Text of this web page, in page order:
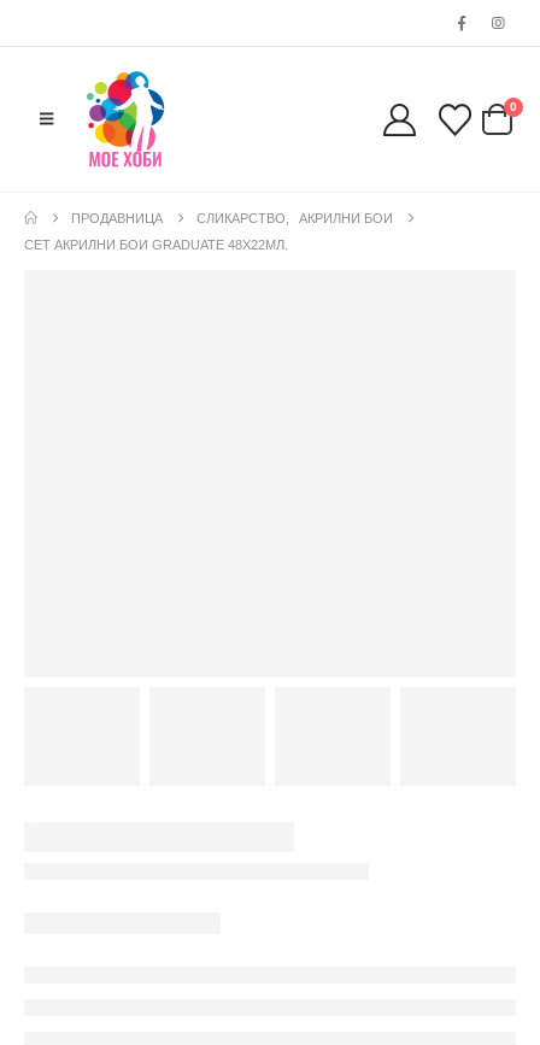
0
ПРОДАВНИЦА СЛИКАРСТВО
АКРИЛНИ БОИ
СЕТ АКРИЛНИ БОИ GRADUATE 48Х22МЛ.